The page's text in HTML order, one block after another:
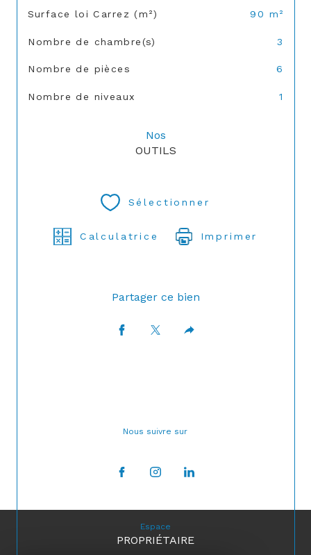
Surface loi Carrez (m²) 90 m²
Nombre de chambre(s) 3
Nombre de pièces 6
Nombre de niveaux 1
Nos
OUTILS
Sélectionner
Calculatrice Imprimer
Partager ce bien
Nous suivre sur
Espace
PROPRIÉTAIRE